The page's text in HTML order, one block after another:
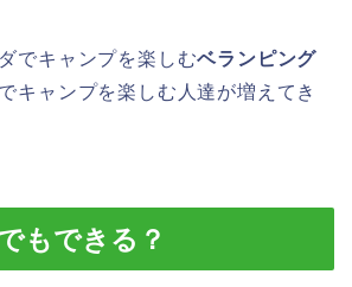
でキャンプを楽しむベランピング
キャンプを楽しむ人達が増えてき
もできる？